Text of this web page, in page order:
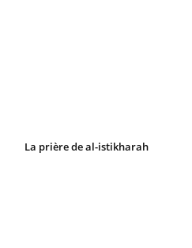
La prière de al-istikharah